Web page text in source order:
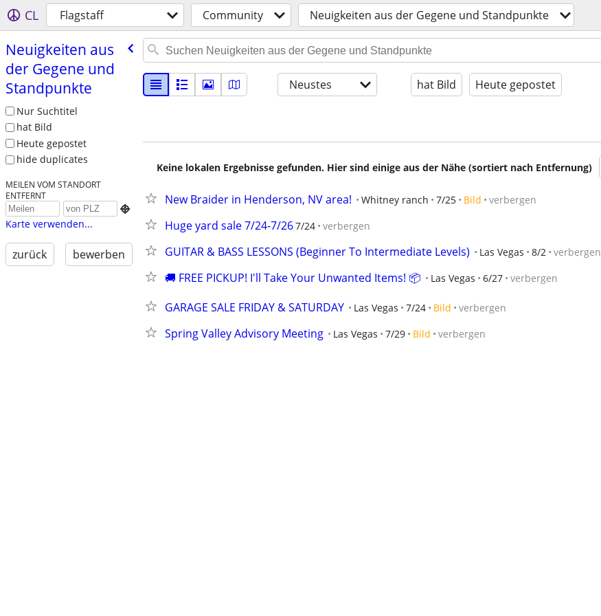
CL Flagstaff Community Neuigkeiten aus der Gegene und Standpunkte
Neuigkeiten aus
der Gegene und
Standpunkte
Nur Suchtitel
hat Bild
Heute gepostet
hide duplicates
MEILEN VOM STANDORT
ENTFERNT

Karte verwenden...
zurück bewerben
Neustes hat Bild Heute gepostet
Keine lokalen Ergebnisse gefunden. Hier sind einige aus der Nähe (sortiert nach Entfernung)
New Braider in Henderson, NV area! Whitney ranch 7/25 Bild verbergen
Huge yard sale 7/24-7/267/24 verbergen
GUITAR & BASS LESSONS (Beginner To Intermediate Levels) Las Vegas 8/2 verbergen
🚚 FREE PICKUP! I'll Take Your Unwanted Items! 📦 Las Vegas 6/27 verbergen
GARAGE SALE FRIDAY & SATURDAY Las Vegas 7/24 Bild verbergen
Spring Valley Advisory Meeting Las Vegas 7/29 Bild verbergen